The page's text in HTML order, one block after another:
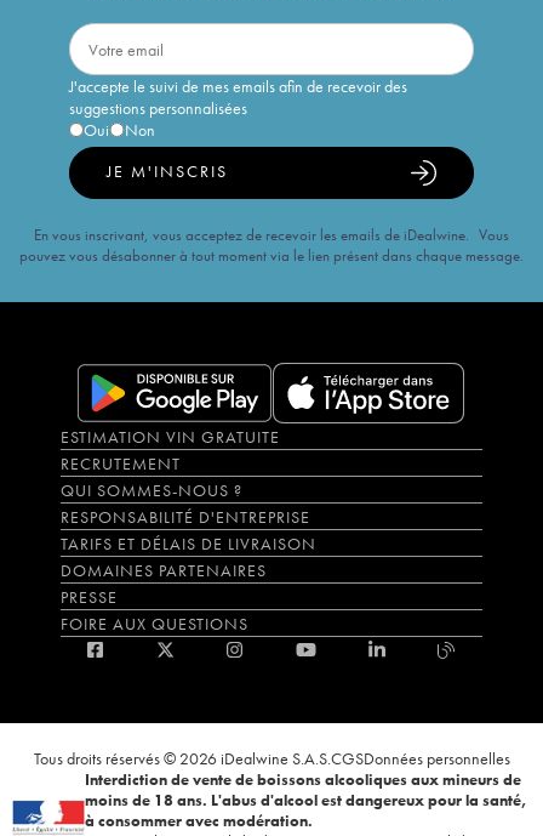
J'accepte le suivi de mes emails afin de recevoir des
suggestions personnalisées
Oui
Non
JE M'INSCRIS
En vous inscrivant, vous acceptez de recevoir les emails de iDealwine. Vous
pouvez vous désabonner à tout moment via le lien présent dans chaque message.
ESTIMATION VIN GRATUITE
RECRUTEMENT
QUI SOMMES-NOUS ?
RESPONSABILITÉ D'ENTREPRISE
TARIFS ET DÉLAIS DE LIVRAISON
DOMAINES PARTENAIRES
PRESSE
FOIRE AUX QUESTIONS
Tous droits réservés © 2026 iDealwine S.A.S.CGSDonnées personnelles
Interdiction de vente de boissons alcooliques aux mineurs de
moins de 18 ans. L'abus d'alcool est dangereux pour la santé,
à consommer avec modération.